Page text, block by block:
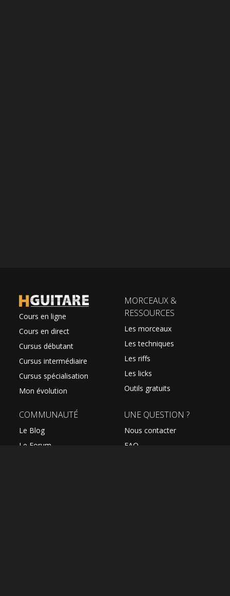
Cours en ligne
Cours en direct
Cursus débutant
Cursus intermédiaire
Cursus spécialisation
Mon évolution
MORCEAUX &
RESSOURCES
Les morceaux
Les techniques
Les riffs
Les licks
Outils gratuits
COMMUNAUTÉ
Le Blog
Le Forum
UNE QUESTION ?
Nous contacter
FAQ